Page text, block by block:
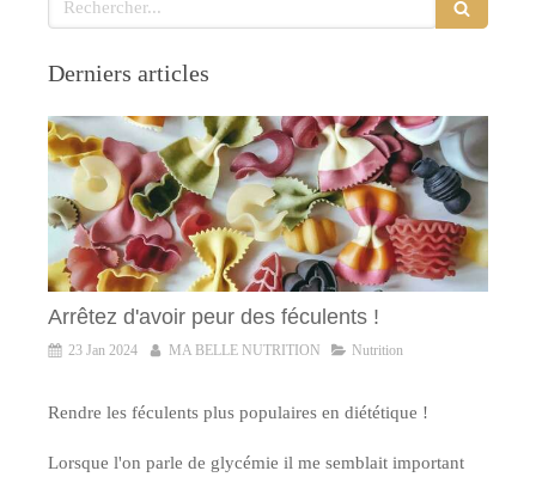
Derniers articles
Arrêtez d'avoir peur des féculents !
23 Jan 2024 MA BELLE NUTRITION Nutrition
Rendre les féculents plus populaires en diététique !
Lorsque l'on parle de glycémie il me semblait important